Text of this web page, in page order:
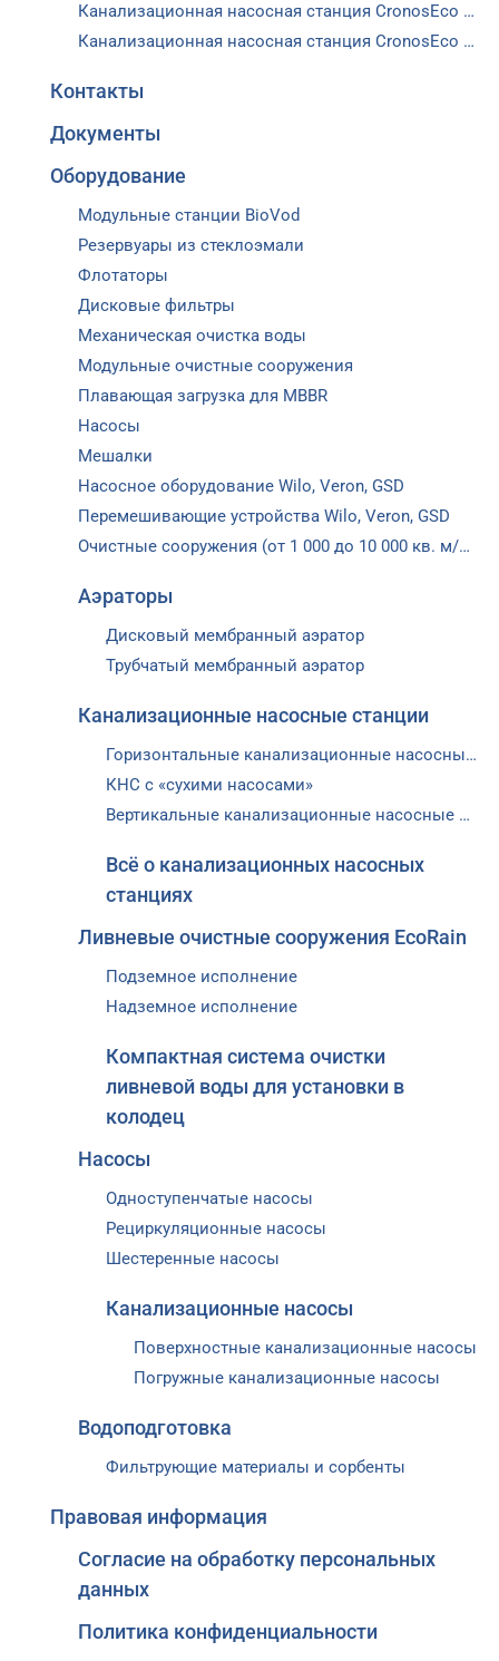
Канализационная насосная станция CronosEco с предварительной сепарацией (40х10х2.2)
Канализационная насосная станция CronosEco с предварительной сепарацией (15х10х1.1)
Контакты
Документы
Оборудование
Модульные станции BioVod
Резервуары из стеклоэмали
Флотаторы
Дисковые фильтры
Механическая очистка воды
Модульные очистные сооружения
Плавающая загрузка для MBBR
Насосы
Мешалки
Насосное оборудование Wilo, Veron, GSD
Перемешивающие устройства Wilo, Veron, GSD
Очистные сооружения (от 1 000 до 10 000 кв. м/сут.)
Аэраторы
Дисковый мембранный аэратор
Трубчатый мембранный аэратор
Канализационные насосные станции
Горизонтальные канализационные насосные станции
КНС с «сухими насосами»
Вертикальные канализационные насосные станции ВКНС
Всё о канализационных насосных
станциях
Ливневые очистные сооружения EcoRain
Подземное исполнение
Надземное исполнение
Компактная система очистки
ливневой воды для установки в
колодец
Насосы
Одноступенчатые насосы
Рециркуляционные насосы
Шестеренные насосы
Канализационные насосы
Поверхностные канализационные насосы
Погружные канализационные насосы
Водоподготовка
Фильтрующие материалы и сорбенты
Правовая информация
Согласие на обработку персональных
данных
Политика конфиденциальности